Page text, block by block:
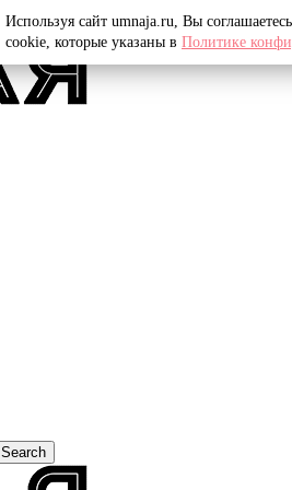
Search
Используя сайт umnaja.ru, Вы
cookie, которые указаны в Политике